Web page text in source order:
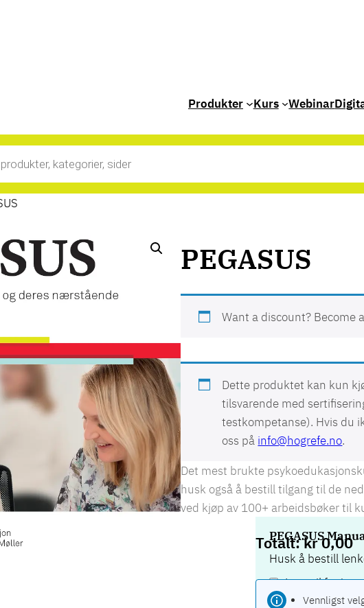
Produkter Kurs Webinar
PEGASUS
Want a discount? Become
Dette produktet kan kun
tilsvarende med
testkompetanse). Hvis du
oss på info@hogrefe.no.
Det mest brukte
husk også å bestill tilgang til de
ved kjøp av 100+ arbeidsbøker til
PEGASUS
Husk å bestill
Legg til forkr
kr0,00
Vennligst